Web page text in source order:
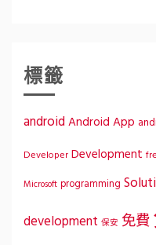
標籤
android Android App
Developer Development
Microsoft programming
development 保安 免費